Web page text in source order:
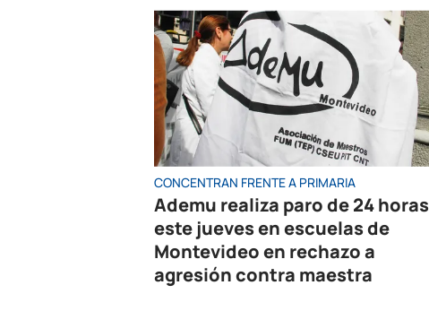
CONCENTRAN FRENTE A PRIMARIA
Ademu realiza paro de 24 horas
este jueves en escuelas de
Montevideo en rechazo a
agresión contra maestra